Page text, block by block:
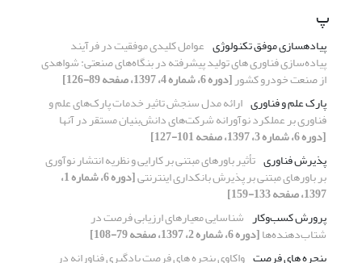
پ
پیادهسازی موفق تکنولوژی عوامل کلیدی موفقیت در فرآیند
پیاده‌سازی فناوری های تولید پیشرفته در بنگاه‌های صنعتی: شواهدی
از صنعت خودرو کشور[دوره 6، شماره 4، 1397، صفحه 89-126]
پارک علم و فناوری ارائه مدل سنجش تاثیر خدمات پارک‌های علم و
فناوری بر عملکرد نوآورانه شرکت‌های دانش‌بنیان مستقر در آنها
[دوره 6، شماره 3، 1397، صفحه 101-127]
پذیرش فناوری تأثیر باورهای مبتنی بر کارایی و نظریه انتشار نوآوری
بر باورهای مبتنی بر پذیرش بانکداری اینترنتی [دوره 6، شماره 1،
1397، صفحه 133-159]
پرورش کسب‌وکار شناسایی معیارهای ارزیابی فرصت در
شتاب‌دهنده‌ها[دوره 6، شماره 2، 1397، صفحه 79-108]
پنجره های فرصت واکاوی پنجره های فرصت یادگیری فناورانه در